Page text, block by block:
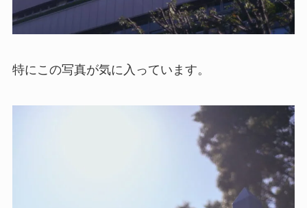
特にこの写真が気に入っています。